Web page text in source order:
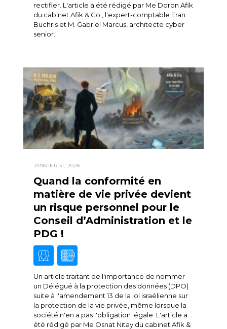
rectifier. L'article a été rédigé par Me Doron Afik
du cabinet Afik & Co., l'expert-comptable Eran
Buchris et M. Gabriel Marcus, architecte cyber
senior.
JANVIER 31, 2026
Quand la conformité en
matière de vie privée devient
un risque personnel pour le
Conseil d’Administration et le
PDG !
Un article traitant de l'importance de nommer
un Délégué à la protection des données (DPO)
suite à l'amendement 13 de la loi israélienne sur
la protection de la vie privée, même lorsque la
société n'en a pas l'obligation légale. L'article a
été rédigé par Me Osnat Nitay du cabinet Afik &